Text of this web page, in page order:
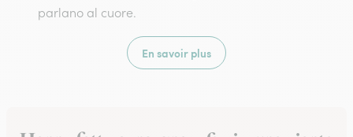
parlano al cuore.
En savoir plus